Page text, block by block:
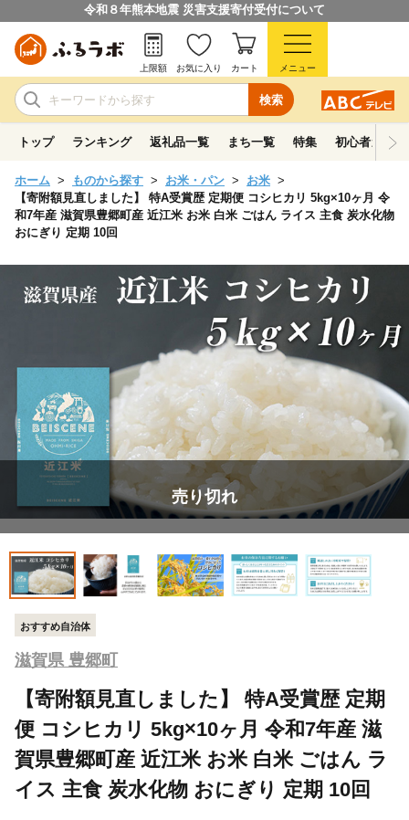
令和８年熊本地震 災害支援寄付受付について
検索
上限額 お気に入り カート メニュー
トップ ランキング 返礼品一覧 まち一覧 特集 初心者ガイド
ホーム ものから探す お米・パン
お米
【寄附額見直しました】 特A受賞歴 定期便 コシヒカリ 5kg×10ヶ月 令
和7年産 滋賀県豊郷町産 近江米 お米 白米 ごはん ライス 主食 炭水化物
おにぎり 定期 10回
売り切れ
おすすめ自治体
滋賀県 豊郷町
【寄附額見直しました】 特A受賞歴 定期
便 コシヒカリ 5kg×10ヶ月 令和7年産 滋
賀県豊郷町産 近江米 お米 白米 ごはん ラ
イス 主食 炭水化物 おにぎり 定期 10回